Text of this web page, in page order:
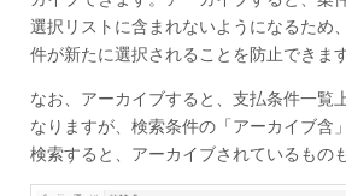
選択リストに含まれないようになるため
件が新たに選択されることを防止できます
なお、アーカイブすると、支払条件一覧
なりますが、検索条件の「アーカイブ含
検索すると、アーカイブされているもの